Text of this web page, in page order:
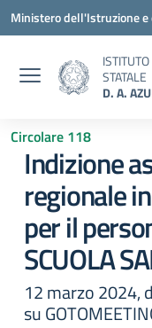
Vai ai contenuti
Vai al menu di navigazione
Vai al footer
Ministero dell'Istruzione
STATALE
D. A.
Circolare 118
Indizione
regionale
per il
SCUOLA
12 marzo 2024,
su